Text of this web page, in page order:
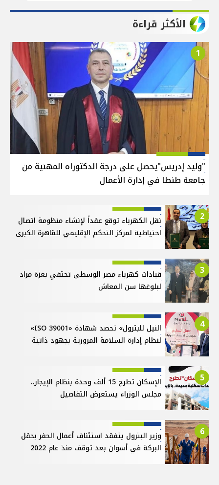
الأكثر قراءة
1
"وليد إدريس"يحصل على درجة الدكتوراه المهنية من
جامعة طنطا في إدارة الأعمال
2
نقل الكهرباء توقع عقداً لإنشاء منظومة اتصال
احتياطية لمركز التحكم الإقليمي للقاهرة الكبرى
3
قيادات كهرباء مصر الوسطى تحتفي بعزة مراد
لبلوغها سن المعاش
4
النيل للبترول» تحصد شهادة «ISO 39001»
لنظام إدارة السلامة المرورية بجهود ذاتية
5
الإسكان تطرح 15 ألف وحدة بنظام الإيجار..
مجلس الوزراء يستعرض التفاصيل
6
وزير البترول يتفقد استئناف أعمال الحفر بحقل
البركة في أسوان بعد توقف منذ عام 2022